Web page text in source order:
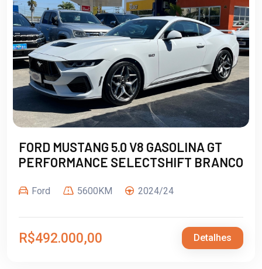
FORD MUSTANG 5.0 V8 GASOLINA GT
PERFORMANCE SELECTSHIFT BRANCO
Ford 5600KM 2024/24
R$492.000,00 Detalhes